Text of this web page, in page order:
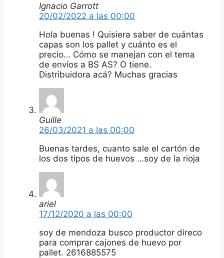
Ignacio Garrott
20/02/2022 a las 00:00
Hola buenas ! Quisiera saber de cuántas
capas son los pallet y cuánto es el
precio… Cómo se manejan con el tema
de envíos a BS AS? O tiene.
Distribuidora acá? Muchas gracias
Guille
26/03/2021 a las 00:00
Buenas tardes, cuanto sale el cartón de
los dos tipos de huevos …soy de la rioja
ariel
17/12/2020 a las 00:00
soy de mendoza busco productor direco
para comprar cajones de huevo por
pallet. 2616885575